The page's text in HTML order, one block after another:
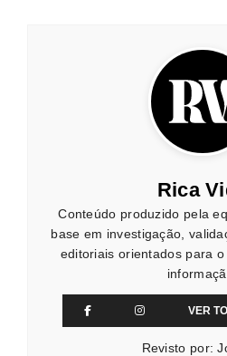
Rica
Conteúdo produzido pela
base em investigação,
editoriais orientados para
VER
Revisto por: